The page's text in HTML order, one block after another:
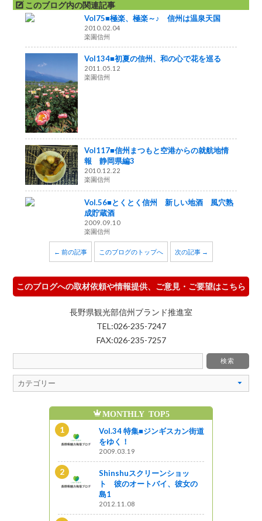
このブログ内の関連記事
Vol75■極楽、極楽～♪ 信州は温泉天国
2010.02.04
楽園信州
Vol134■初夏の信州、和の心で花を巡る
2011.05.12
楽園信州
Vol117■信州まつもと空港からの就航地情
報 静岡県編3
2010.12.22
楽園信州
Vol.56■とくとく信州 新しい地酒 風穴熟
成貯蔵酒
2009.09.10
楽園信州
← 前の記事 このブログのトップへ 次の記事 →
このブログへの取材依頼や情報提供、ご意見・ご要望はこちら
長野県観光部信州ブランド推進室
TEL:026-235-7247
FAX:026-235-7257
MONTHLY TOP5
Vol.34 特集■ジンギスカン街道
をゆく！
2009.03.19
Shinshuスクリーンショッ
ト 彼のオートバイ、彼女の
島1
2012.11.08